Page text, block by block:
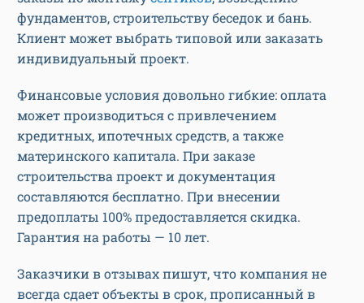
фундаментов, строительству беседок и бань.
Клиент может выбрать типовой или заказать
индивидуальный проект.
Финансовые условия довольно гибкие: оплата
может производиться с привлечением
кредитных, ипотечных средств, а также
материнского капитала. При заказе
строительства проект и документация
составляются бесплатно. При внесении
предоплаты 100% предоставляется скидка.
Гарантия на работы — 10 лет.
Заказчики в отзывах пишут, что компания не
всегда сдает объекты в срок, прописанный в